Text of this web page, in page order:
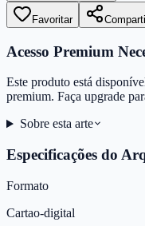
Favoritar
Acesso Premium
Este produto está
premium. Faça upgrade
Sobre esta arte
Especificações do
Formato
Cartao-digital